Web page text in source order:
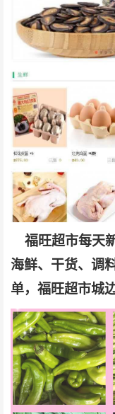
福旺超市每天
海鲜、干货、调
单，福旺超市城